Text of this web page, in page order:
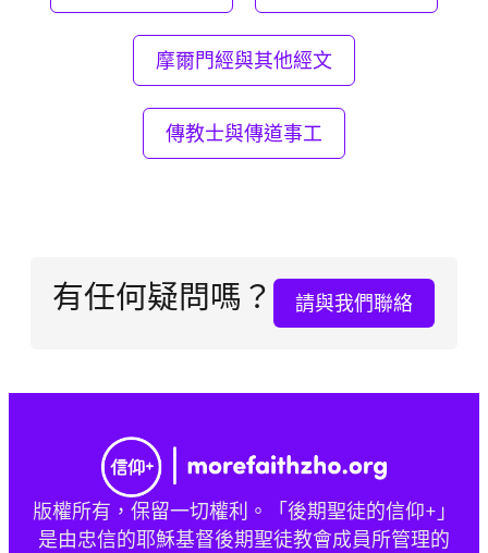
摩爾門經與其他經文
傳教士與傳道事工
有任何疑問嗎？ 請與我們聯絡
版權所有，保留一切權利。「後期聖徒的信仰+」
是由忠信的耶穌基督後期聖徒教會成員所管理的